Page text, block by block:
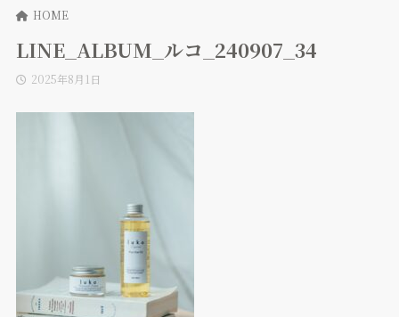
HOME
LINE_ALBUM_ルコ_240907_34
2025年8月1日